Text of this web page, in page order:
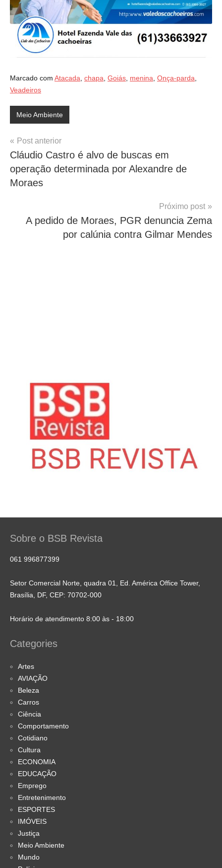
Marcado com Atacada chapa Goiás menina Onça-parda
Veadeiros
Meio Ambiente
Navegação
de
Post
Post anterior
Cláudio Castro é alvo de buscas em
operação determinada por Alexandre de
Moraes
Próximo post
A pedido de Moraes, PGR denuncia Zema
por calúnia contra Gilmar Mendes
Sobre o BSB Revista
061 996877399
Setor Comercial Norte, quadra 01, Ed. América Office Tower,
Brasília, DF, CEP: 70702-000
Horário de atendimento 8:00 às - 18:00
Categories
Artes
AVIAÇÃO
Beleza
Carros
Ciência
Comportamento
Cotidiano
Cultura
ECONOMIA
EDUCAÇÃO
Emprego
Entretenimento
ESPORTES
IMÓVEIS
Justiça
Meio Ambiente
Mundo